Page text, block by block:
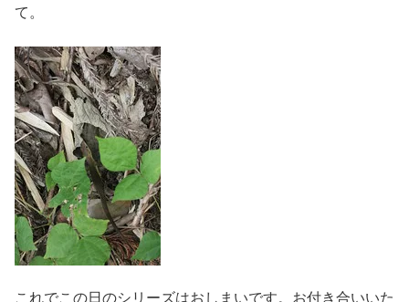
て。
これでこの日のシリーズはおしまいです。お付き合いいた